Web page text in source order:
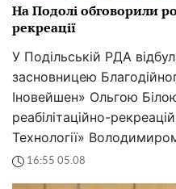
На Подолі обговорили
рекреації
У Подільській РДА
засновницею
Іновейшен» Ольгою
реабілітаційно-
Технології»
16:55 05.08